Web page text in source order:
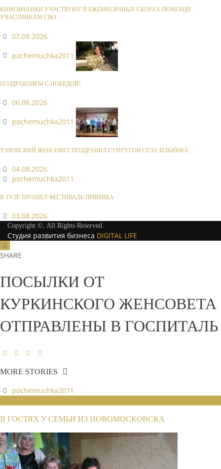
КИМОВЧАНКИ УЧАСТВУЮТ В ЕЖЕМЕСЯЧНЫХ СБОРАХ ПОМОЩИ
УЧАСТНИКАМ СВО
07.08.2026
pochemuchka2011
ПОЗДРАВЛЯЕМ С ПОБЕДОЙ!
06.08.2026
pochemuchka2011
УЗЛОВСКИЙ ЖЕНСОВЕТ ПОЗДРАВИЛ СУПРУГОВ СЕЛА ИЛЬИНКА
04.08.2026
pochemuchka2011
В ТУЛЕ ПРОШЕЛ ФЕСТИВАЛЬ ПРЯНИКА
03.08.2026
Copyright ©, All Rights Reserved.
Студия развития бизнеса DIGITAL LIFE
SHARE
ПОСЫЛКИ ОТ
КУРКИНСКОГО ЖЕНСОВЕТА
ОТПРАВЛЕНЫ В ГОСПИТАЛЬ
MORE STORIES
pochemuchka2011
В ГОСТЯХ У СЕМЬИ ИЗ НОВОМОСКОВСКА